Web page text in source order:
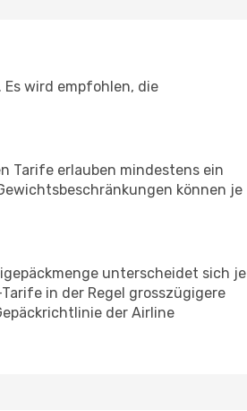
wird empfohlen, die
Tarife erlauben mindestens ein
können je
unterscheidet sich je
in der Regel grosszügigere
der Airline